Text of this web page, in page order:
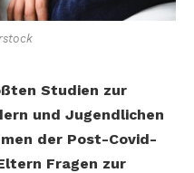
Studien zur
und Jugendlichen
der Post-Covid-
Fragen zur